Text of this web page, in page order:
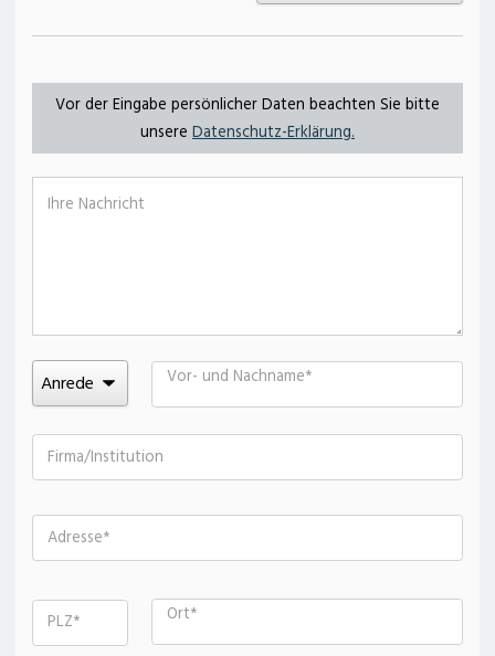
Vor der Eingabe persönlicher Daten beachten Sie bitte
unsere Datenschutz-Erklärung.
Ihre Nachricht
Vor- und Nachname
Firma/Institution
Adresse
PLZ Ort